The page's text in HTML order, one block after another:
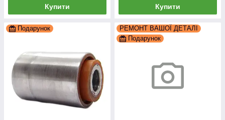
Купити Купити
Подарунок
РЕМОНТ ВАШОЇ ДЕТАЛІ
Подарунок